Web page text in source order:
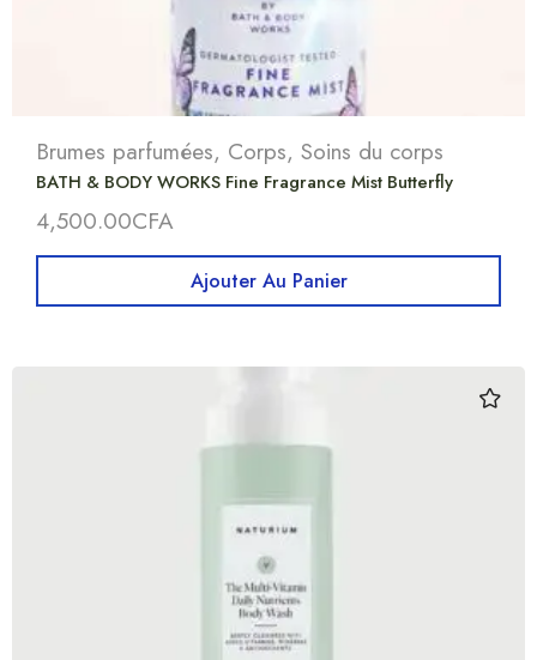
Brumes parfumées, Corps, Soins du corps
BATH & BODY WORKS Fine Fragrance Mist Butterfly
4,500.00CFA
Ajouter Au Panier